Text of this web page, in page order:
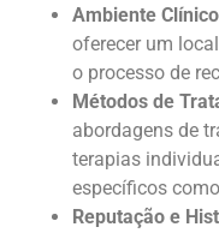
Ambiente Clínico
oferecer um
o processo de
Métodos de
abordagens de
terapias
específicos
Reputação e